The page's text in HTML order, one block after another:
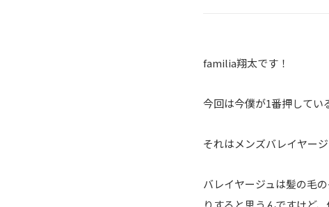
familia翔太です！
今回は今僕が1番押してい
それはメンズバレイヤー
バレイヤージュは髪の毛